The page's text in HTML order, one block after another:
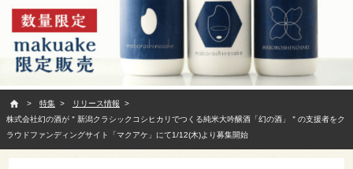
特集
リリース情報
株式会社幻の酒が＂新潟クラシックコシヒカリでつくる純米大吟醸酒「幻の酒」＂の支援者をク
ラウドファンディングサイト「マクアケ」にて1/12(木)より募集開始